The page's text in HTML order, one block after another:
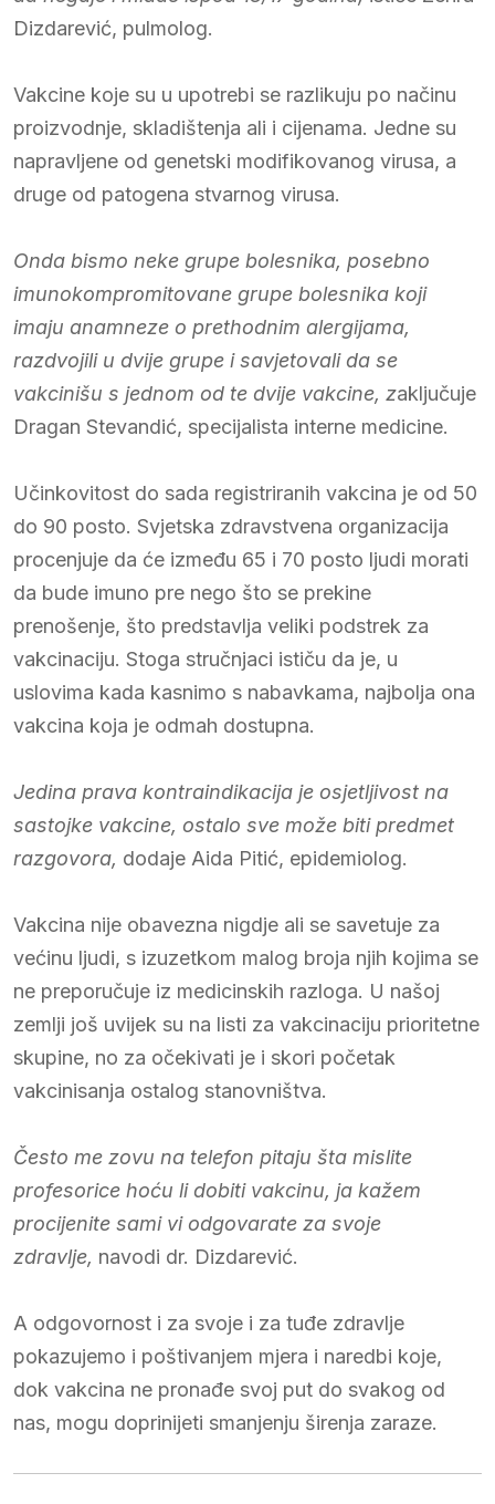
Dizdarević, pulmolog.
Vakcine koje su u upotrebi se razlikuju po načinu
proizvodnje, skladištenja ali i cijenama. Jedne su
napravljene od genetski modifikovanog virusa, a
druge od patogena stvarnog virusa.
Onda bismo neke grupe bolesnika, posebno
imunokompromitovane grupe bolesnika koji
imaju anamneze o prethodnim alergijama,
razdvojili u dvije grupe i savjetovali da se
vakcinišu s jednom od te dvije vakcine, zaključuje
Dragan Stevandić, specijalista interne medicine.
Učinkovitost do sada registriranih vakcina je od 50
do 90 posto. Svjetska zdravstvena organizacija
procenjuje da će između 65 i 70 posto ljudi morati
da bude imuno pre nego što se prekine
prenošenje, što predstavlja veliki podstrek za
vakcinaciju. Stoga stručnjaci ističu da je, u
uslovima kada kasnimo s nabavkama, najbolja ona
vakcina koja je odmah dostupna.
Jedina prava kontraindikacija je osjetljivost na
sastojke vakcine, ostalo sve može biti predmet
razgovora, dodaje Aida Pitić, epidemiolog.
Vakcina nije obavezna nigdje ali se savetuje za
većinu ljudi, s izuzetkom malog broja njih kojima se
ne preporučuje iz medicinskih razloga. U našoj
zemlji još uvijek su na listi za vakcinaciju prioritetne
skupine, no za očekivati je i skori početak
vakcinisanja ostalog stanovništva.
Često me zovu na telefon pitaju šta mislite
profesorice hoću li dobiti vakcinu, ja kažem
procijenite sami vi odgovarate za svoje
zdravlje, navodi dr. Dizdarević.
A odgovornost i za svoje i za tuđe zdravlje
pokazujemo i poštivanjem mjera i naredbi koje,
dok vakcina ne pronađe svoj put do svakog od
nas, mogu doprinijeti smanjenju širenja zaraze.